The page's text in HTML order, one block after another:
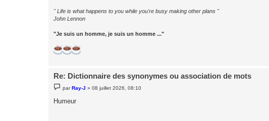
" Life is what happens to you while you're busy making other plans "
John Lennon
"Je suis un homme, je suis un homme ..."
Re: Dictionnaire des synonymes ou association de mots
e
s
parRay-J »08 juillet 2026, 08:10
Humeur